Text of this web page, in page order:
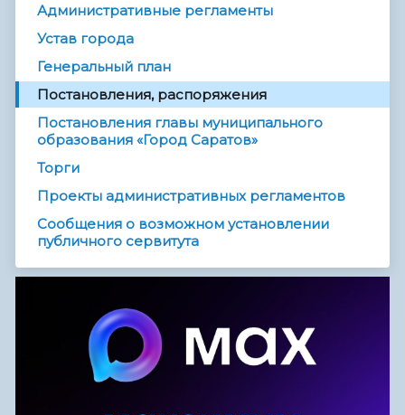
Административные регламенты
Устав города
Генеральный план
Постановления, распоряжения
Постановления главы муниципального
образования «Город Саратов»
Торги
Проекты административных регламентов
Сообщения о возможном установлении
публичного сервитута